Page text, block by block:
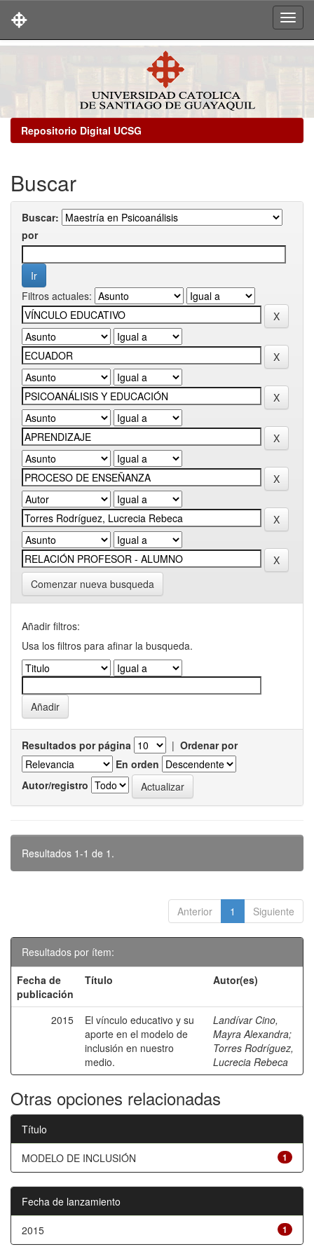
Repositorio Digital UCSG
Buscar
Buscar:
por
Filtros actuales:
Comenzar nueva busqueda
Añadir filtros:
Usa los filtros para afinar la busqueda.
Resultados por página | Ordenar por
En orden
Autor/registro
Resultados 1-1 de 1.
Anterior 1 Siguiente
Resultados por ítem:
Fecha de
publicación
Título Autor(es)
2015
El vínculo educativo y su
aporte en el modelo de
inclusión en nuestro
medio.
Landívar Cino,
Mayra Alexandra;
Torres Rodríguez,
Lucrecia Rebeca
Otras opciones relacionadas
Título
1
MODELO DE INCLUSIÓN
Fecha de lanzamiento
1
2015